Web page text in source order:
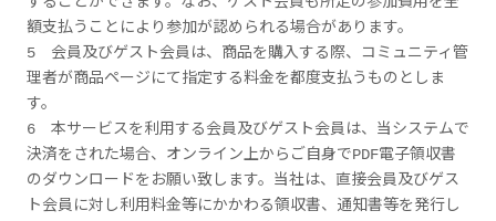
額支払うことにより参加が認められる場合があります。
5 会員及びゲスト会員は、商品を購入する際、コミュニティ管
理者が商品ページにて指定する料金を都度支払うものとしま
す。
6 本サービスを利用する会員及びゲスト会員は、当システムで
決済をされた場合、オンライン上からご自身でPDF電子領収書
のダウンロードをお願い致します。当社は、直接会員及びゲス
ト会員に対し利用料金等にかかわる領収書、通知書等を発行し